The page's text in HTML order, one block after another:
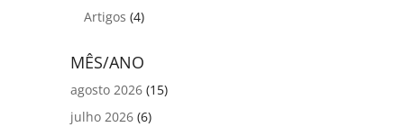
Artigos (4)
MÊS/ANO
agosto 2026 (15)
julho 2026 (6)